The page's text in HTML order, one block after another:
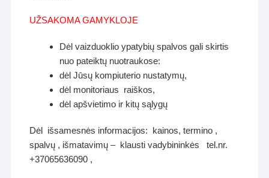
UŽSAKOMA GAMYKLOJE
Dėl vaizduoklio ypatybių spalvos gali skirtis
nuo pateiktų nuotraukose:
dėl Jūsų kompiuterio nustatymų,
dėl monitoriaus raiškos,
dėl apšvietimo ir kitų sąlygų
Dėl išsamesnės informacijos: kainos, termino ,
spalvų , išmatavimų – klausti vadybininkės tel.nr.
+37065636090 ,